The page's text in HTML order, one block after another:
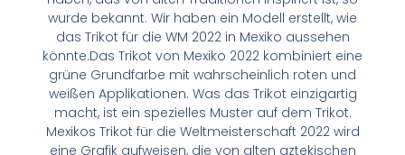
wurde bekannt. Wir haben ein Modell erstellt, wie
das Trikot für die WM 2022 in Mexiko aussehen
könnte.Das Trikot von Mexiko 2022 kombiniert eine
grüne Grundfarbe mit wahrscheinlich roten und
weißen Applikationen. Was das Trikot einzigartig
macht, ist ein spezielles Muster auf dem Trikot.
Mexikos Trikot für die Weltmeisterschaft 2022 wird
eine Grafik aufweisen, die von alten aztekischen